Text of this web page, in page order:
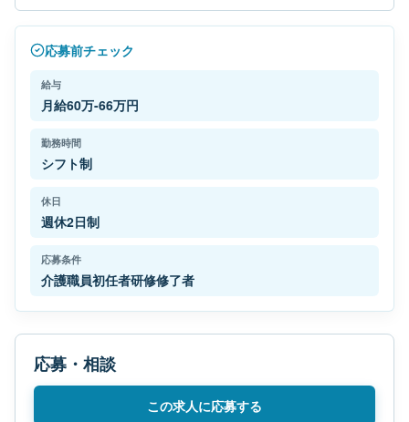
応募前チェック
給与
月給60万-66万円
勤務時間
シフト制
休日
週休2日制
応募条件
介護職員初任者研修修了者
応募・相談
この求人に応募する